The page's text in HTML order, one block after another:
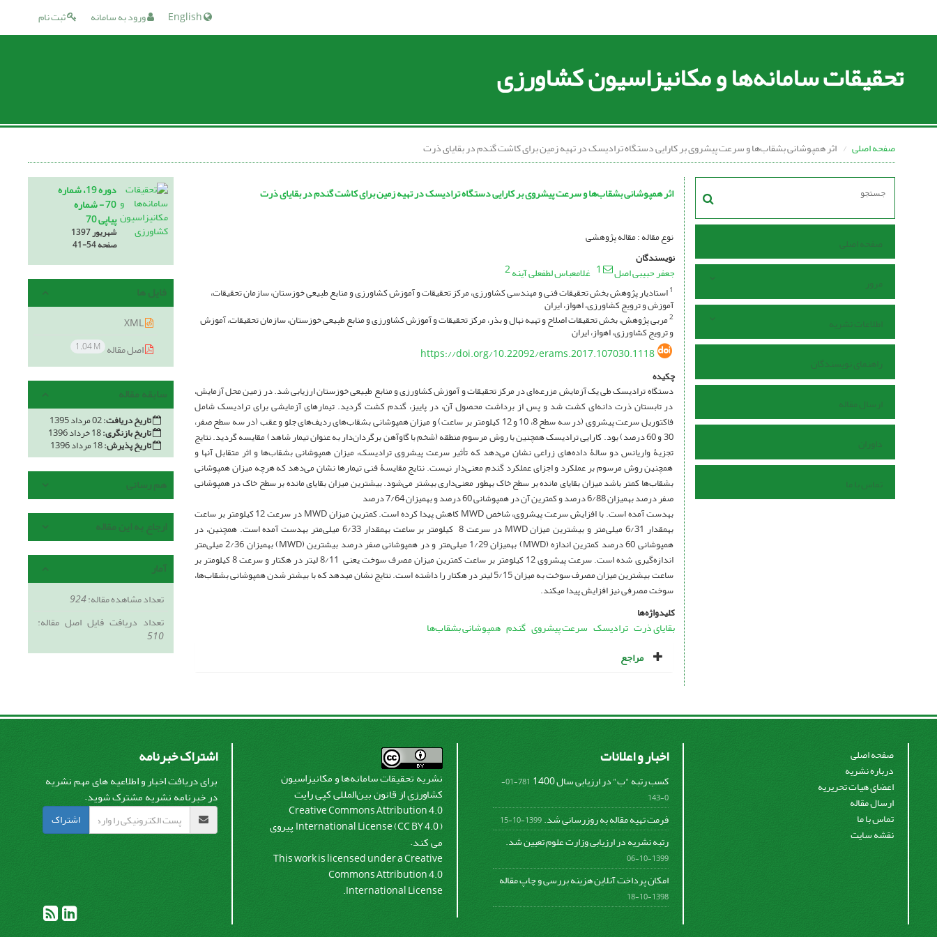
ثبت نام ورود به سامانه
تحقیقات سامانه‌ها و مکانیزاسیون کشاورزی
صفحه اصلی اثر همپوشانی بشقاب‌ها و سرعت پیشروی بر کارایی دستگاه ترادیسک در تهیه زمین برای کاشت گندم در بقایای ذرت
صفحه اصلی
مرور
اطلاعات نشریه
راهنمای نویسندگان
ارسال مقاله
داوران
تماس با ما
اثر همپوشانی بشقاب‌ها و سرعت پیشروی بر کارایی دستگاه ترادیسک در تهیه زمین برای کاشت گندم در بقایای ذرت
نوع مقاله : مقاله پژوهشی
نویسندگان
جعفر حبیبی اصل 1 غلامعباس لطفعلی آینه2
1استادیار پژوهش بخش تحقیقات فنی و مهندسی کشاورزی، مرکز تحقیقات و آموزش کشاورزی و منابع طبیعی خوزستان، سازمان تحقیقات،
آموزش و ترویج کشاورزی، اهواز، ایران
2مربی پژوهش، بخش تحقیقات اصلاح و تهیه نهال و بذر، مرکز تحقیقات و آموزش کشاورزی و منابع طبیعی خوزستان، سازمان تحقیقات، آموزش
و ترویج کشاورزی، اهواز، ایران
https://doi.org/10.22092/erams.2017.107030.1118
چکیده
دستگاه ترادیسک طی یک آزمایش مزرعه‌ای در مرکز تحقیقات و آموزش کشاورزی و منابع ‌طبیعی خوزستان ارزیابی شد. در زمین محل آزمایش،
در تابستان ذرت‌ ‌دانه‌ای کشت شد و پس از برداشت محصول آن، در پاییز، گندم کشت گردید. تیمارهای آزمایشی برای ترادیسک شامل
فاکتوریل سرعت پیشروی (در سه سطح 8، 10 و 12 کیلومتر بر ساعت) و میزان همپوشانی بشقاب‌های ردیف‌های جلو و عقب (در سه سطح صفر،
30 و 60 درصد) بود. کارایی ترادیسک همچنین با روش مرسوم منطقه (شخم با گاوآهن برگردان‌دار به عنوان تیمار شاهد) مقایسه گردید. نتایج
تجزیۀ واریانس دو سالۀ داده‌های زراعی نشان می‌دهد که تأثیر سرعت پیشروی ترادیسک، میزان همپوشانی بشقاب‌ها و اثر متقابل آنها و
همچنین روش مرسوم بر عملکرد و اجزای عملکرد گندم معنی‌دار نیست. نتایج مقایسۀ فنی تیمارها نشان می‌دهد که هرچه میزان همپوشانی
بشقاب‌ها کمتر باشد میزان بقایای مانده بر سطح خاک به­طور معنی‌داری بیشتر می‌شود. بیشترین میزان بقایای مانده بر سطح خاک در همپوشانی
صفر درصد به­میزان 6/88 درصد و کمترین آن در همپوشانی 60 درصد و به­میزان 7/64 درصد
به­دست آمده است. با افزایش سرعت پیشروی، شاخص MWD کاهش پیدا کرده است. کمترین میزان MWD در سرعت 12 کیلومتر بر ساعت
به­مقدار 6/31 میلی‌متر و بیشترین میزان MWD در سرعت 8 کیلومتر بر ساعت به­مقدار 6/33 میلی‌متر به­دست آمده است. همچنین، در
همپوشانی 60 درصد کمترین اندازه (MWD) به­میزان 1/29 میلی‌متر و در همپوشانی صفر درصد بیشترین (MWD) به­میزان 2/36 میلی‌متر
اندازه‌گیری شده است. سرعت پیشروی 12 کیلومتر بر ساعت کمترین میزان مصرف سوخت یعنی 8/11 لیتر در هکتار و سرعت 8 کیلومتر بر
ساعت بیشترین میزان مصرف سوخت به میزان 5/15 لیتر در هکتار را داشته است. نتایج نشان می­دهد که با بیشتر شدن همپوشانی بشقاب‌ها،
سوخت مصرفی نیز افزایش پیدا می­کند.
کلیدواژه‌ها
بقایای ذرت ترادیسک سرعت پیشروی گندم همپوشانی بشقاب‌ها
مراجع
دوره 19، شماره
70 - شماره
پیاپی 70
شهریور 1397
صفحه41-54
فایل ها
XML
اصل مقاله 1.04 M
سابقه مقاله
تاریخ دریافت:02 مرداد 1395
تاریخ بازنگری:18 خرداد 1396
تاریخ پذیرش:18 مرداد 1396
هم رسانی
ارجاع به این مقاله
آمار
تعداد مشاهده مقاله:924
تعداد دریافت فایل اصل مقاله:
510
صفحه اصلی
درباره نشریه
اعضای هیات تحریریه
ارسال مقاله
تماس با ما
نقشه سایت
اخبار و اعلانات
کسب رتبه "ب" در ارزیابی سال 1400
781-01-
0-143
فرمت تهیه مقاله به روزرسانی شد. 1399-10-15
رتبه نشریه در ارزیابی وزارت علوم تعیین شد.
1399-10-06
امکان پرداخت آنلاین هزینه بررسی و چاپ مقاله
1398-10-18
نشریه تحقیقات سامانه‌ها و مکانیزاسیون
کشاورزی از قانون بین‌المللی کپی رایت
Creative Commons Attribution 4.0
International License (CC BY 4.0 )پیروی
می کند.
This work is licensed under a Creative
Commons Attribution 4.0
International License.
اشتراک خبرنامه
برای دریافت اخبار و اطلاعیه های مهم نشریه
در خبرنامه نشریه مشترک شوید.
اشتراک